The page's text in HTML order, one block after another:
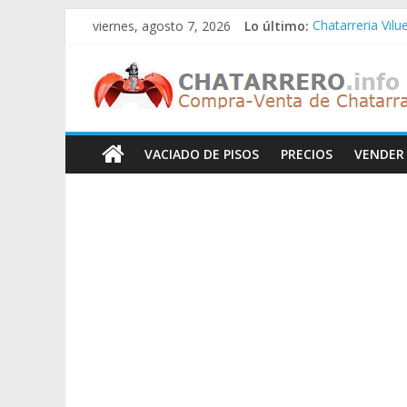
Saltar
contenido
viernes, agosto 7, 2026 Lo último: Chatarreria
Chatarreria
Chatarreria
Chatarreros
–
Precio
VACIADO DE PISOS PRECIOS